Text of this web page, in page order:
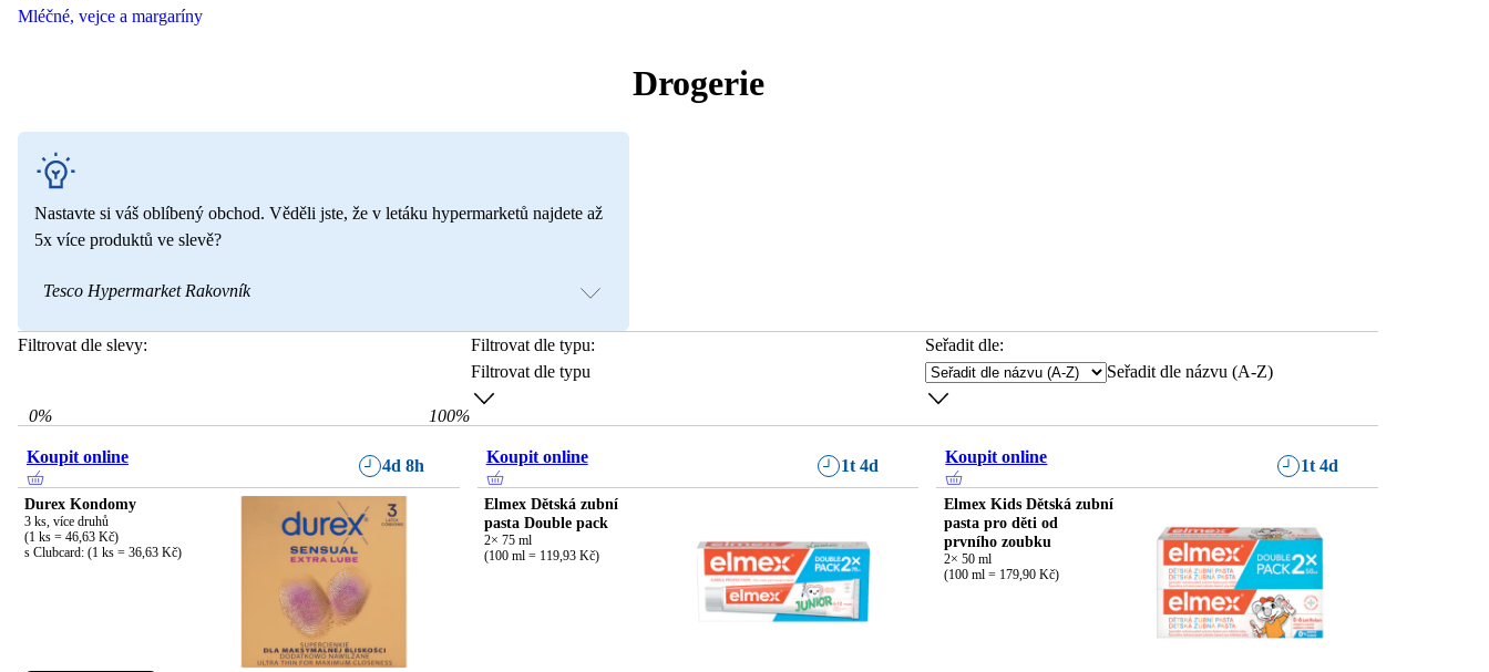
Mléčné, vejce a margaríny
Drogerie
Nastavte si váš oblíbený obchod. Věděli jste, že v letáku hypermarketů najdete až
5x více produktů ve slevě?
Tesco Hypermarket Rakovník
Filtrovat dle slevy:
0% 100%
Filtrovat dle typu:
Filtrovat dle typu
Seřadit dle:
Seřadit dle názvu (A-Z)
Koupit online 4d 8h
Durex Kondomy
3 ks, více druhů
(1 ks = 46,63 Kč)
s Clubcard: (1 ks = 36,63 Kč)
Koupit online 1t 4d
Elmex Dětská zubní
pasta Double pack
2× 75 ml
(100 ml = 119,93 Kč)
Koupit online 1t 4d
Elmex Kids Dětská zubní
pasta pro děti od
prvního zoubku
2× 50 ml
(100 ml = 179,90 Kč)